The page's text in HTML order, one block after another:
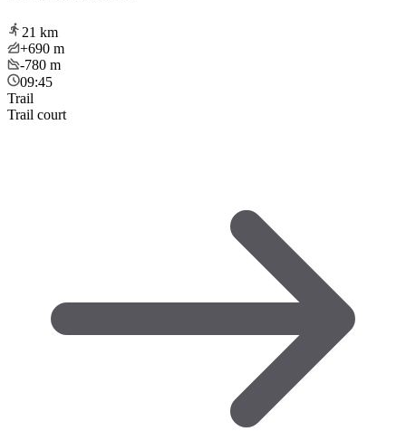
21 km
+690 m
-780 m
09:45
Trail
Trail court